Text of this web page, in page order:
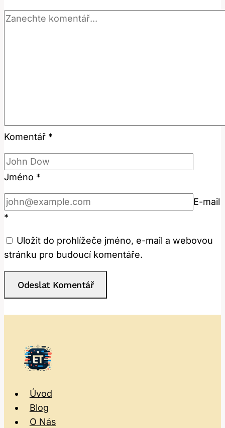
Komentář *
Jméno *
E-mail
*
Uložit do prohlížeče jméno, e-mail a webovou
stránku pro budoucí komentáře.
Úvod
Blog
O Nás